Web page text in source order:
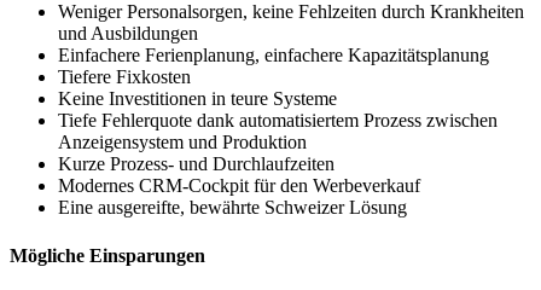
rende
miglior
casinò
online?
Caratteristiche
Come
Weniger Personalsorgen, keine Fehlzeiten durch Krankheiten
und Ausbildungen
Einfachere Ferienplanung, einfachere Kapazitätsplanung
Tiefere Fixkosten
Keine Investitionen in teure Systeme
Tiefe Fehlerquote dank automatisiertem Prozess zwischen
Anzeigensystem und Produktion
Kurze Prozess- und Durchlaufzeiten
Modernes CRM-Cockpit für den Werbeverkauf
Eine ausgereifte, bewährte Schweizer Lösung
Mögliche Einsparungen